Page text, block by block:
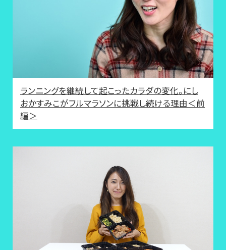
ランニングを継続して起こったカラダの変化。にし
おかすみこがフルマラソンに挑戦し続ける理由＜前
編＞